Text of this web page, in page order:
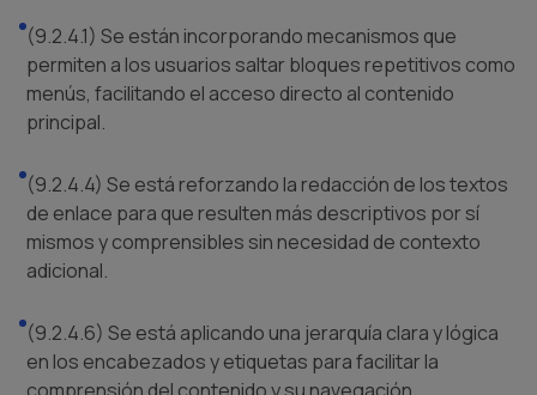
(9.2.4.1) Se están incorporando mecanismos que
permiten a los usuarios saltar bloques repetitivos como
menús, facilitando el acceso directo al contenido
principal.
(9.2.4.4) Se está reforzando la redacción de los textos
de enlace para que resulten más descriptivos por sí
mismos y comprensibles sin necesidad de contexto
adicional.
(9.2.4.6) Se está aplicando una jerarquía clara y lógica
en los encabezados y etiquetas para facilitar la